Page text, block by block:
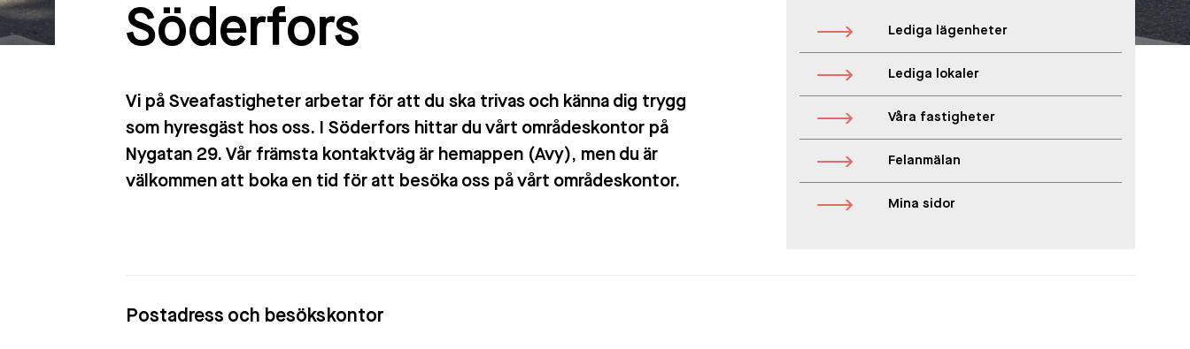
Söderfors
Vi på Sveafastigheter arbetar för att du ska trivas och känna dig trygg
som hyresgäst hos oss. I Söderfors hittar du vårt områdeskontor på
Nygatan 29. Vår främsta kontaktväg är hemappen (Avy), men du är
välkommen att boka en tid för att besöka oss på vårt områdeskontor.
Lediga lägenheter
Lediga lokaler
Våra fastigheter
Felanmälan
Mina sidor
Postadress och besökskontor